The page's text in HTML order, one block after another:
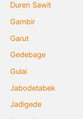
Duren Sawit
Gambir
Garut
Gedebage
Gulai
Jabodetabek
Jadigede